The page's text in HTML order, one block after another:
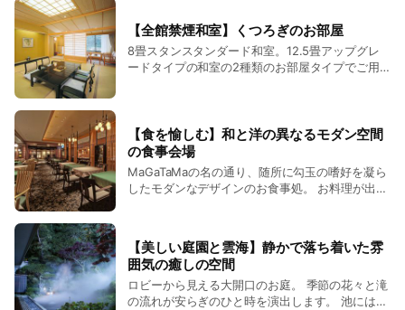
意いたします。 ・8大アレルゲン
に限り、アレルギー対応いたしま
す。予約時にご連絡下さい。 ※病
気や持病、薬の飲み合わせ、妊婦
さん等、特別なお食事をご要望の
場合も予約時か遅くとも2日前には
ルギー対応のご要望にはお応え出
来ません。 ◆公共交通機関をご利
用の方へ◆ ＪＲ玉造温泉駅または
高速玉造バス停までご到着時刻に
合わせて送迎いたします。 当館の
規定内での時間に限定されます。
(14：00～19：00) ◆お車でお越
しの方へ◆ 100台分の駐車場完
備。 スタッフが駐車場へ移動する
ので玄関横付けＯＫ！
いたします。 ・8大アレルゲンに
限り、アレルギー対応いたしま
す。予約時にご連絡下さい。 ※病
気や持病、薬の飲み合わせ、妊婦
ルギー対応のご要望にはお応え出
用の方へ◆ ＪＲ玉造温泉駅または
高速玉造バス停までご到着時刻に
【全館禁煙和室】くつろぎのお部屋
8畳スタンスタンダード和室。12.5畳アップグレ
ードタイプの和室の2種類のお部屋タイプでご用
【食を愉しむ】和と洋の異なるモダン空間
の食事会場
MaGaTaMaの名の通り、随所に勾玉の嗜好を凝ら
したモダンなデザインのお食事処。 お料理が出来
走、焼きたて揚げたての美味しさをお楽しみいた
だけます。
【美しい庭園と雲海】静かで落ち着いた雰
囲気の癒しの空間
ロビーから見える大開口のお庭。 季節の花々と滝
の流れが安らぎのひと時を演出します。 池には鯉